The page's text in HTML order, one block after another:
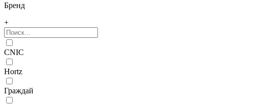
Бренд
+
CNIC
Hortz
Граждай